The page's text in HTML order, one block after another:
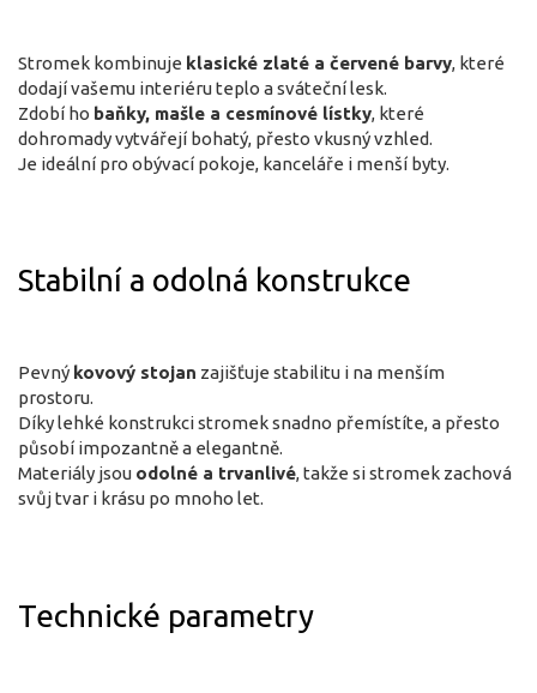
Stromek kombinuje klasické zlaté a červené barvy, které
dodají vašemu interiéru teplo a sváteční lesk.
Zdobí ho baňky, mašle a cesmínové lístky, které
dohromady vytvářejí bohatý, přesto vkusný vzhled.
Je ideální pro obývací pokoje, kanceláře i menší byty.
Stabilní a odolná konstrukce
Pevný kovový stojan zajišťuje stabilitu i na menším
prostoru.
Díky lehké konstrukci stromek snadno přemístíte, a přesto
působí impozantně a elegantně.
Materiály jsou odolné a trvanlivé, takže si stromek zachová
svůj tvar i krásu po mnoho let.
Technické parametry